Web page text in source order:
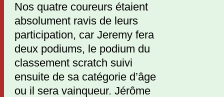
Nos quatre coureurs étaient
absolument ravis de leurs
participation, car Jeremy fera
deux podiums, le podium du
classement scratch suivi
ensuite de sa catégorie d’âge
ou il sera vainqueur. Jérôme